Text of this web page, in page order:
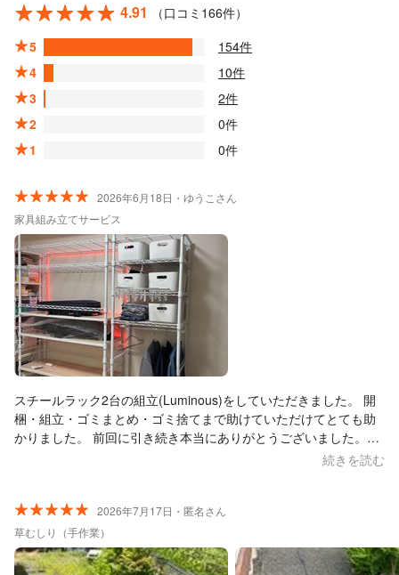
4.91
（口コミ166件）
5
154件
4
10件
3
2件
2
0件
1
0件
2026年6月18日・ゆうこさん
家具組み立てサービス
スチールラック2台の組立(Luminous)をしていただきました。 開
梱・組立・ゴミまとめ・ゴミ捨てまで助けていただけてとても助
かりました。 前回に引き続き本当にありがとうございました。ま
続きを読む
2026年7月17日・匿名さん
草むしり（手作業）